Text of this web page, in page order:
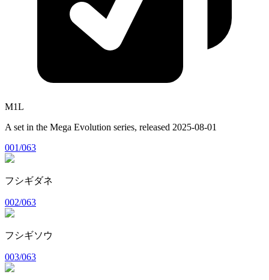
M1L
A set in the Mega Evolution series, released 2025-08-01
001/063
フシギダネ
002/063
フシギソウ
003/063